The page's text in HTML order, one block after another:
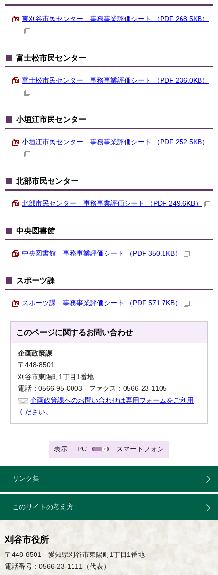
東刈谷市民センター 事務事業評価シート （PDF 268.5KB）
富士松市民センター
富士松市民センター 事務事業評価シート （PDF 236.0KB）
小垣江市民センター
小垣江市民センター 事務事業評価シート （PDF 252.5KB）
北部市民センター
北部市民センター 事務事業評価シート （PDF 249.6KB）
中央図書館
中央図書館 事務事業評価シート （PDF 350.1KB）
スポーツ課
スポーツ課 事務事業評価シート （PDF 571.7KB）
このページに関するお問い合わせ
企画政策課
〒448-8501
刈谷市東陽町1丁目1番地
電話：0566-95-0003 ファクス：0566-23-1105
企画政策課へのお問い合わせは専用フォームをご利用
ください。
表示 PC スマートフォン
リンク集
このサイトの考え方
刈谷市役所
〒448-8501 愛知県刈谷市東陽町1丁目1番地
電話番号：0566-23-1111（代表）